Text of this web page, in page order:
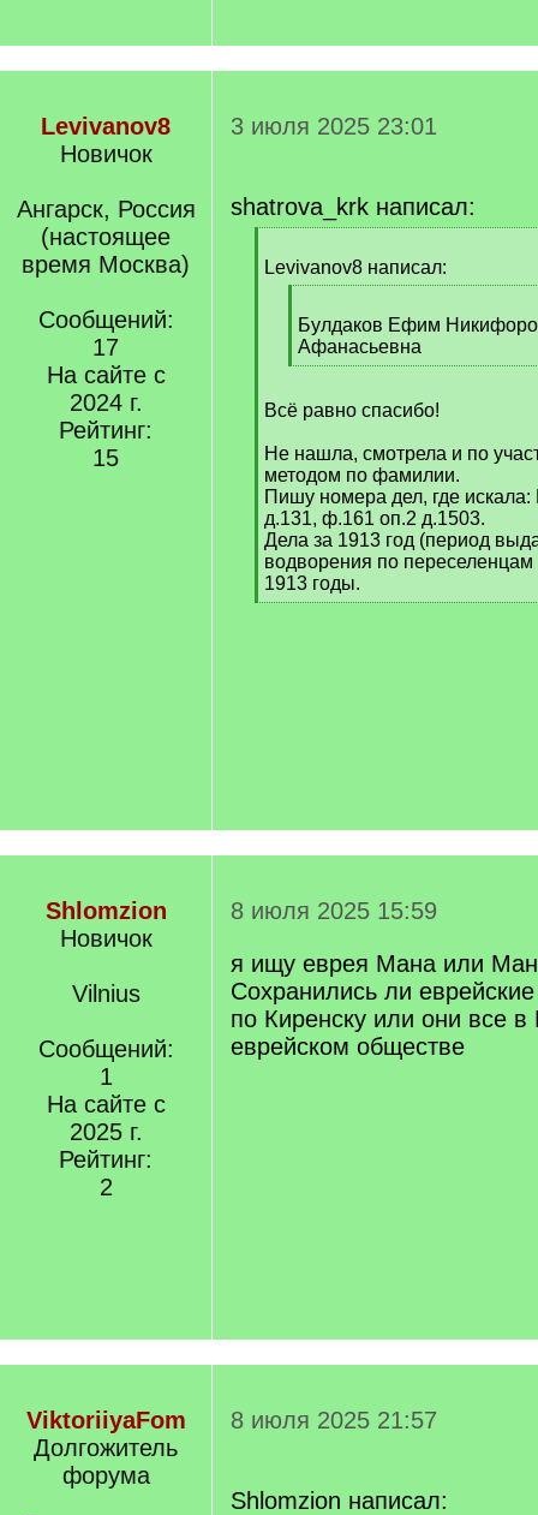
Levivanov8
Новичок
Ангарск, Россия
(настоящее
время Москва)
Сообщений:
17
На сайте с
2024 г.
Рейтинг:
15
3 июля 2025 23:01
shatrova_krk написал:
qLevivanov8 написал:
q
]
Булдаков Ефим
Афанасьевна
[
q
Всё равно спасибо!
Не нашла, смотрела и по
методом по фамилии.
Пишу номера дел, где
д.131, ф.161 оп.2 д.1503.
Дела за 1913 год (период
водворения по переселенцам
1913 годы.
[
Shlomzion
Новичок
Vilnius
Сообщений:
1
На сайте с
2025 г.
Рейтинг:
2
8 июля 2025 15:59
я ищу еврея Мана или
Сохранились ли
по Киренску или они все в
еврейском обществе
ViktoriiyaFom
Долгожитель
форума
8 июля 2025 21:57
Shlomzion написал: